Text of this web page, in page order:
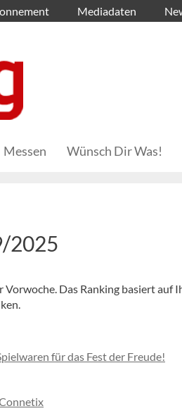
Mediadaten
Messen Wünsch Dir Was!
2025
Das Ranking basiert auf
für das Fest der Freude!